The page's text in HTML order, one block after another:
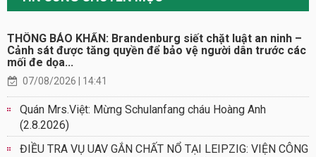
THÔNG BÁO KHẨN: Brandenburg siết chặt luật an ninh –
Cảnh sát được tăng quyền để bảo vệ người dân trước các
mối đe dọa...
07/08/2026 | 14:41
Quán Mrs.Việt: Mừng Schulanfang cháu Hoàng Anh
(2.8.2026)
ĐIỀU TRA VỤ UAV GẮN CHẤT NỔ TẠI LEIPZIG: VIỆN CÔNG